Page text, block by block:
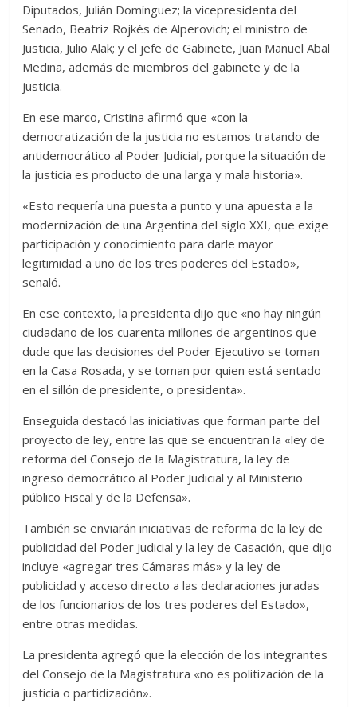
Diputados, Julián Domínguez; la vicepresidenta del
Senado, Beatriz Rojkés de Alperovich; el ministro de
Justicia, Julio Alak; y el jefe de Gabinete, Juan Manuel Abal
Medina, además de miembros del gabinete y de la
justicia.
En ese marco, Cristina afirmó que «con la
democratización de la justicia no estamos tratando de
antidemocrático al Poder Judicial, porque la situación de
la justicia es producto de una larga y mala historia».
«Esto requería una puesta a punto y una apuesta a la
modernización de una Argentina del siglo XXI, que exige
participación y conocimiento para darle mayor
legitimidad a uno de los tres poderes del Estado»,
señaló.
En ese contexto, la presidenta dijo que «no hay ningún
ciudadano de los cuarenta millones de argentinos que
dude que las decisiones del Poder Ejecutivo se toman
en la Casa Rosada, y se toman por quien está sentado
en el sillón de presidente, o presidenta».
Enseguida destacó las iniciativas que forman parte del
proyecto de ley, entre las que se encuentran la «ley de
reforma del Consejo de la Magistratura, la ley de
ingreso democrático al Poder Judicial y al Ministerio
público Fiscal y de la Defensa».
También se enviarán iniciativas de reforma de la ley de
publicidad del Poder Judicial y la ley de Casación, que dijo
incluye «agregar tres Cámaras más» y la ley de
publicidad y acceso directo a las declaraciones juradas
de los funcionarios de los tres poderes del Estado»,
entre otras medidas.
La presidenta agregó que la elección de los integrantes
del Consejo de la Magistratura «no es politización de la
justicia o partidización».